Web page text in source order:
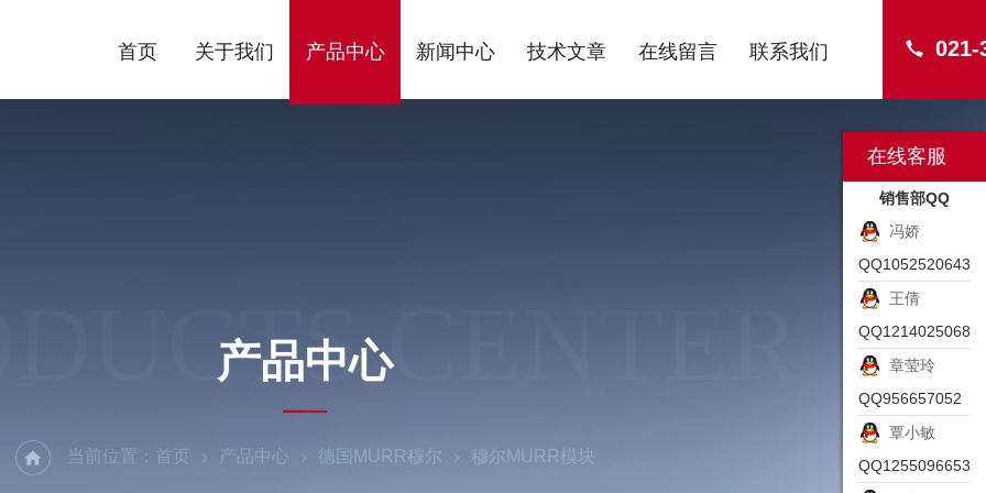
021-
首页 关于我们 产品中心 新闻中心 技术文章 在线留言 联系我们
CENTER
产品中心
当前位置： 首页 产品中心 德国MURR穆尔 穆尔MURR模块
在线客服
销售部QQ
冯娇
QQ1052520643
王倩
QQ1214025068
章莹玲
QQ956657052
覃小敏
QQ1255096653